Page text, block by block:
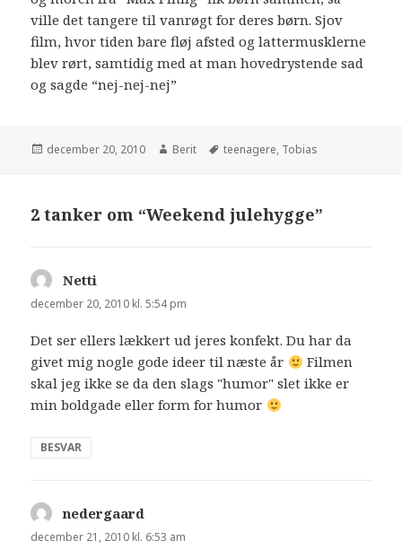
ville det tangere til vanrøgt for deres børn. Sjov
film, hvor tiden bare fløj afsted og lattermusklerne
blev rørt, samtidig med at man hovedrystende sad
og sagde “nej-nej-nej”
december 20, 2010 Berit teenagere, Tobias
2 tanker om “Weekend julehygge”
Netti
december 20, 2010 kl. 5:54 pm
Det ser ellers lækkert ud jeres konfekt. Du har da
givet mig nogle gode ideer til næste år
Filmen
skal jeg ikke se da den slags "humor" slet ikke er
min boldgade eller form for humor
BESVAR
nedergaard
december 21, 2010 kl. 6:53 am